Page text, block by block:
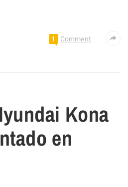
1 Comment
Kona
en